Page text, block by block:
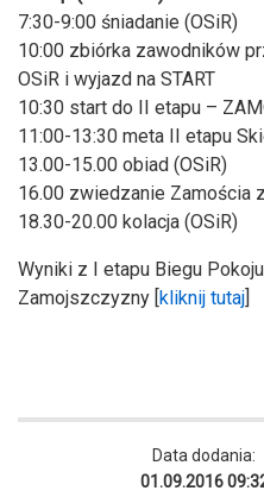
7:30-9:00 śniadanie (OSiR)
10:00 zbiórka zawodników
OSiR i wyjazd na START
10:30 start do II etapu –
11:00-13:30 meta II etapu
13.00-15.00 obiad (OSiR)
16.00 zwiedzanie Zamościa
18.30-20.00 kolacja (OSiR)
Wyniki z I etapu Biegu
Zamojszczyzny [kliknij tutaj]
Data dodania:
01.09.2016